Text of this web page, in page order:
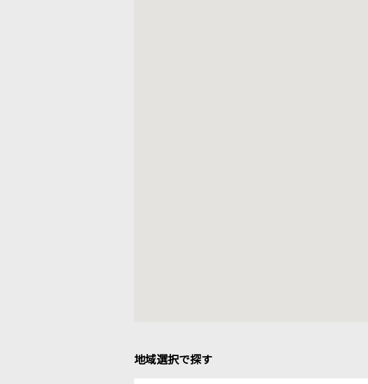
地域選択で探す